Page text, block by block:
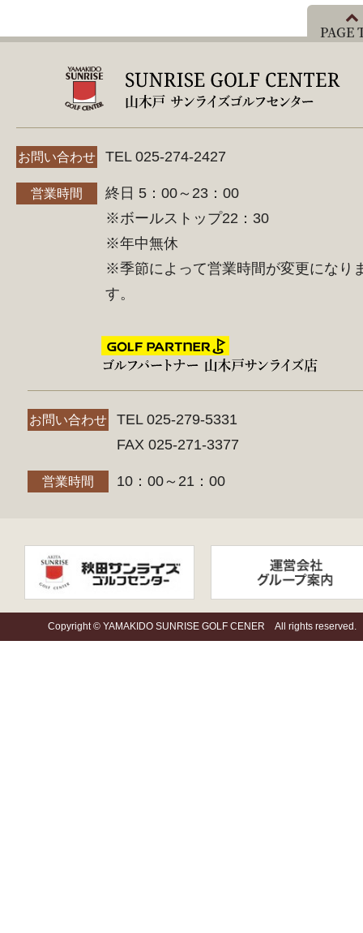
PAGE
お問い合わせ TEL 025-274-2427
営業時間
終日 5：00～23：00
※ボールストップ22：30
※年中無休
※季節によって営業時間が変更になり
す。
お問い合わせ
TEL 025-279-5331
FAX 025-271-3377
営業時間 10：00～21：00
Copyright © YAMAKIDO SUNRISE GOLF CENER All rights reserved.